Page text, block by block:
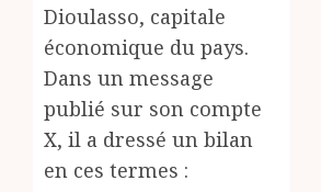
Dioulasso, capitale
économique du pays.
Dans un message
publié sur son compte
X, il a dressé un bilan
en ces termes :